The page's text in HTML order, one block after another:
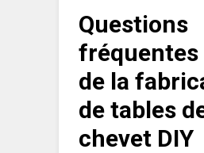
Questions
de la
de tables
chevet DIY